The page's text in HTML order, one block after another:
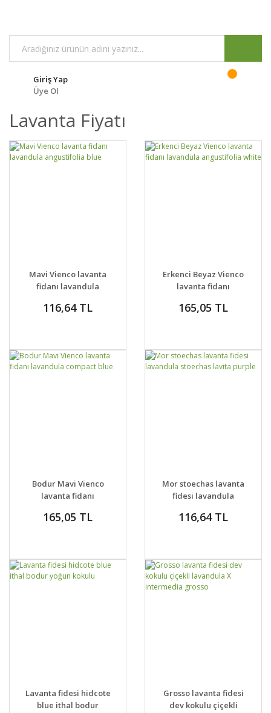
Giriş Yap
Üye Ol
Lavanta Fiyatı
DETAYLAR
VER
Mavi Vienco lavanta
fidanı lavandula
116,64 TL
DETAYLAR
VER
Erkenci Beyaz Vienco
lavanta fidanı
angustifolia white
165,05 TL
DETAYLAR
VER
Bodur Mavi Vienco
lavanta fidanı
blue
165,05 TL
DETAYLAR
VER
Mor stoechas lavanta
fidesi lavandula
116,64 TL
DETAYLAR
VER
Lavanta fidesi hidcote
blue ithal bodur
DETAYLAR
VER
Grosso lavanta fidesi
dev kokulu çiçekli